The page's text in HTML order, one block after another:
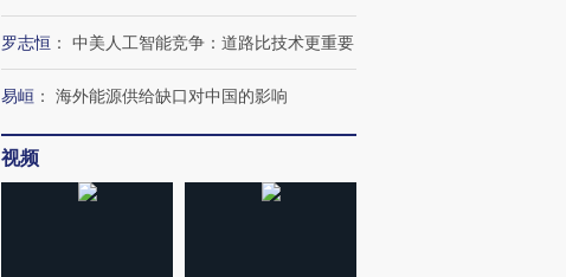
罗志恒 ： 中美人工智能竞争：道路比技术更重要
易峘 ： 海外能源供给缺口对中国的影响
视频